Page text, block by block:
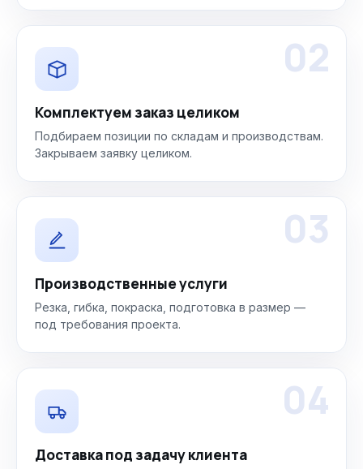
02
Комплектуем заказ целиком
Подбираем позиции по складам и производствам.
Закрываем заявку целиком.
03
Производственные услуги
Резка, гибка, покраска, подготовка в размер —
под требования проекта.
04
Доставка под задачу клиента